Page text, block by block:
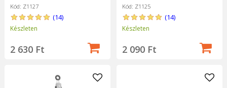
Kód: Z1127
(14)
Készleten
2 630 Ft
Kód: Z1125
(14)
Készleten
2 090 Ft